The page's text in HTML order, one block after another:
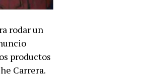
rodar un
productos
Carrera.